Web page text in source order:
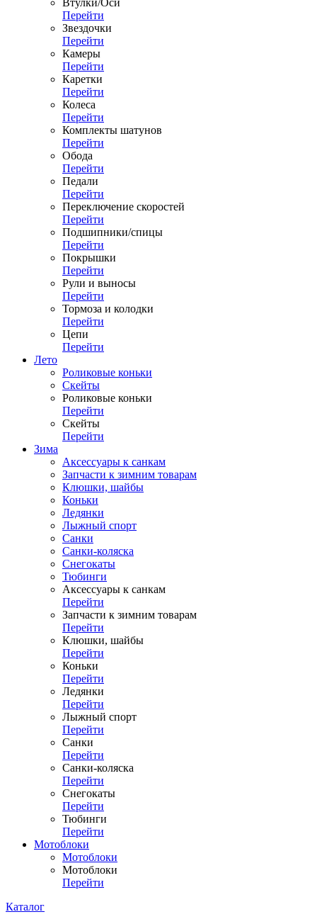
Втулки/Оси
Перейти
Звездочки
Перейти
Камеры
Перейти
Каретки
Перейти
Колеса
Перейти
Комплекты шатунов
Перейти
Обода
Перейти
Педали
Перейти
Переключение скоростей
Перейти
Подшипники/спицы
Перейти
Покрышки
Перейти
Рули и выносы
Перейти
Тормоза и колодки
Перейти
Цепи
Перейти
Лето
Роликовые коньки
Скейты
Роликовые коньки
Перейти
Скейты
Перейти
Зима
Аксессуары к санкам
Запчасти к зимним товарам
Клюшки, шайбы
Коньки
Ледянки
Лыжный спорт
Санки
Санки-коляска
Снегокаты
Тюбинги
Аксессуары к санкам
Перейти
Запчасти к зимним товарам
Перейти
Клюшки, шайбы
Перейти
Коньки
Перейти
Ледянки
Перейти
Лыжный спорт
Перейти
Санки
Перейти
Санки-коляска
Перейти
Снегокаты
Перейти
Тюбинги
Перейти
Мотоблоки
Мотоблоки
Мотоблоки
Перейти
Каталог